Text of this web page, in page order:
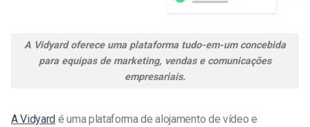
A Vidyard oferece uma plataforma tudo-em-um concebida
para equipas de marketing, vendas e comunicações
empresariais.
A Vidyard é uma plataforma de alojamento de vídeo e